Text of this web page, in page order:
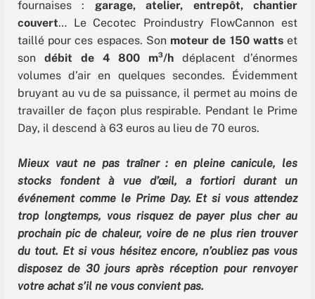
fournaises : garage, atelier, entrepôt, chantier
couvert… Le Cecotec Proindustry FlowCannon est
taillé pour ces espaces. Son moteur de 150 wattset
son débit de 4 800 m³/h déplacent d’énormes
volumes d’air en quelques secondes. Évidemment
bruyant au vu de sa puissance, il permet au moins de
travailler de façon plus respirable. Pendant le Prime
Day, il descend à 63 euros au lieu de 70 euros.
Mieux vaut ne pas traîner : en pleine canicule, les
stocks fondent à vue d’œil, a fortiori durant un
événement comme le Prime Day. Et si vous attendez
trop longtemps, vous risquez de payer plus cher au
prochain pic de chaleur, voire de ne plus rien trouver
du tout. Et si vous hésitez encore, n’oubliez pas vous
disposez de 30 jours après réception pour renvoyer
votre achat s’il ne vous convient pas.